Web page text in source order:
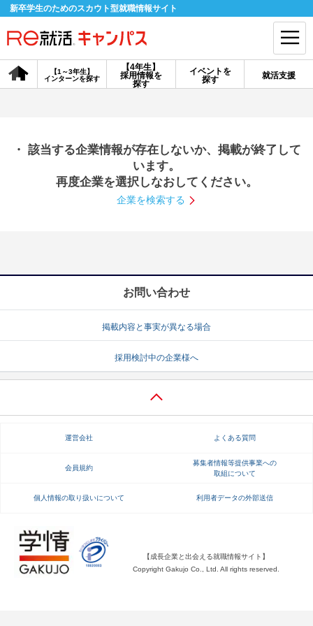
新卒学生のためのスカウト型就職情報サイト
【4年生】
採用情報を
探す
【1～3年生】
インターンを探す
イベントを
探す
就活支援
会員登録 ログイン
探す
【4年生】
説明会を探す
就活ノウハウ・サポート
就活ノウハウが満載！ お役立ち記事・相談室など
就活ニュースペーパー よくある質問
不明点があればこちら
・ 該当する企業情報が存在しないか、掲載が終了して
います。
再度企業を選択しなおしてください。
企業を検索する
お問い合わせ
掲載内容と事実が異なる場合
採用検討中の企業様へ
運営会社 よくある質問
会員規約
募集者情報等提供事業への
取組について
個人情報の取り扱いについて 利用者データの外部送信
【成長企業と出会える就職情報サイト】
Copyright Gakujo Co., Ltd. All rights reserved.